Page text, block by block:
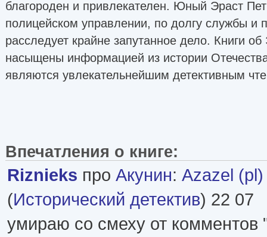
благороден и привлекателен. Юный Эраст
полицейском управлении, по долгу службы и
расследует крайне запутанное дело. Книги
насыщены информацией из истории
являются увлекательнейшим детективным
Впечатления о книге:
Riznieks про Акунин: Azazel (pl)
(Исторический детектив) 22 07
умираю со смеху от комментов